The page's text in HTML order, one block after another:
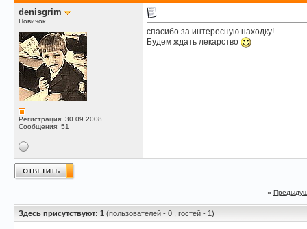
denisgrim
Новичок
Регистрация: 30.09.2008
Сообщения: 51
спасибо за интересную находку!
Будем ждать лекарство
«
Здесь присутствуют: 1 (пользователей - 0 , гостей - 1)